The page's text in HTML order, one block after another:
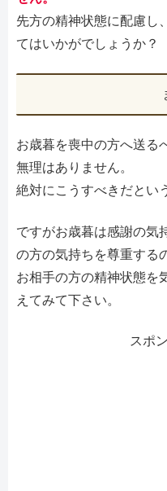
先方の精神状態に配慮し
てはいかがでしょうか？
お歳暮を喪中の方へ送る
無理はありません。
絶対にこうすべきだとい
ですがお歳暮は感謝の気
の方の気持ちを尊重する
お相手の方の精神状態を
えてみて下さい。
スポ